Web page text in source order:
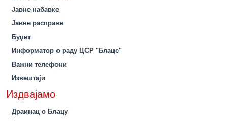
Јавне набавке
Јавне расправе
Буџет
Информатор о раду ЦСР "Блаце"
Важни телефони
Извештаји
Издвајамо
Драинац о Блацу